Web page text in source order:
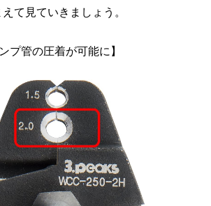
て見ていきましょう。
プ管の圧着が可能に】